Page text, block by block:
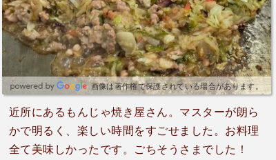
画像は著作権で保護されている場合があります。
近所にあるもんじゃ焼き屋さん。マスターが朗ら
かで明るく、楽しい時間をすごせました。お料理
全て美味しかったです。ごちそうさまでした！